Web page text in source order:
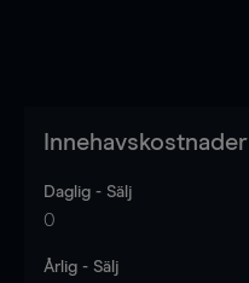
Innehavskostnader
Daglig - Sälj
0
Årlig - Sälj